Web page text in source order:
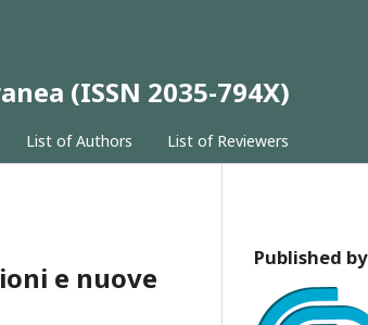
(ISSN 2035-794X)
List of Authors List of Reviewers
e nuove
Published by